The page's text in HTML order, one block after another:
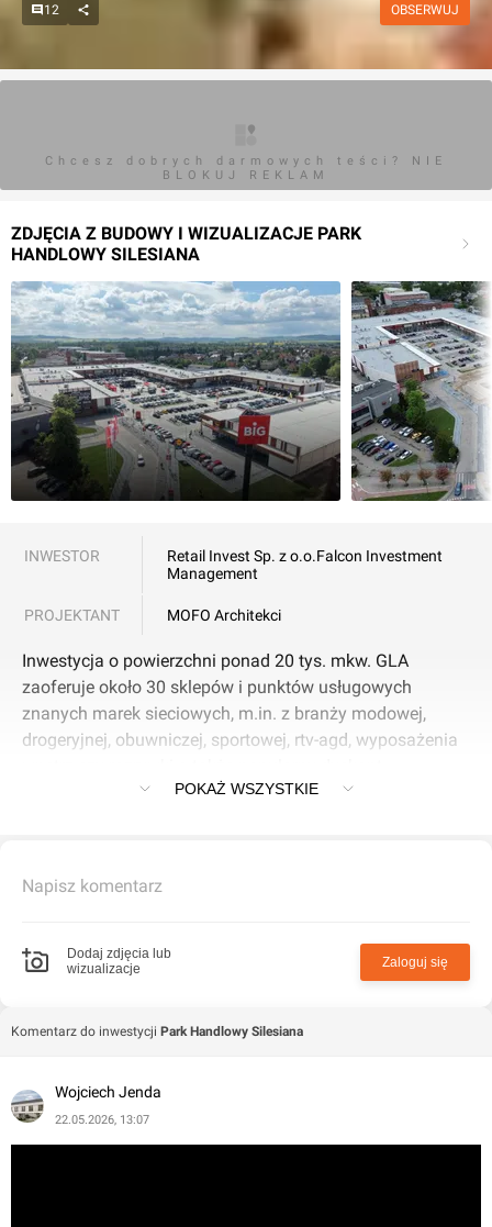
12 OBSERWUJ
Chcesz dobrych darmowych teści? NIE
BLOKUJ REKLAM
ZDJĘCIA Z BUDOWY I WIZUALIZACJE PARK
HANDLOWY SILESIANA
INWESTOR Retail Invest Sp. z o.o.Falcon Investment
Management
PROJEKTANT MOFO Architekci
Inwestycja o powierzchni ponad 20 tys. mkw. GLA
zaoferuje około 30 sklepów i punktów usługowych
znanych marek sieciowych, m.in. z branży modowej,
drogeryjnej, obuwniczej, sportowej, rtv-agd, wyposażenia
POKAŻ WSZYSTKIE
Napisz komentarz
Dodaj zdjęcia lub
wizualizacje
Zaloguj się
Komentarz do inwestycji Park Handlowy Silesiana
Wojciech Jenda
22.05.2026, 13:07